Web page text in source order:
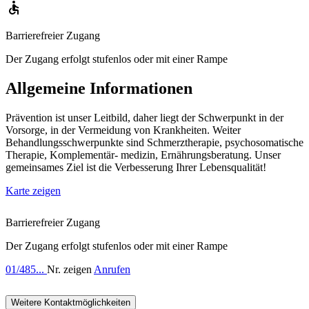
Barrierefreier Zugang
Der Zugang erfolgt stufenlos oder mit einer Rampe
Allgemeine Informationen
Prävention ist unser Leitbild, daher liegt der Schwerpunkt in der
Vorsorge, in der Vermeidung von Krankheiten. Weiter
Behandlungsschwerpunkte sind Schmerztherapie, psychosomatische
Therapie, Komplementär- medizin, Ernährungsberatung. Unser
gemeinsames Ziel ist die Verbesserung Ihrer Lebensqualität!
Karte zeigen
Barrierefreier Zugang
Der Zugang erfolgt stufenlos oder mit einer Rampe
01/485... Nr. zeigen Anrufen
Weitere Kontaktmöglichkeiten